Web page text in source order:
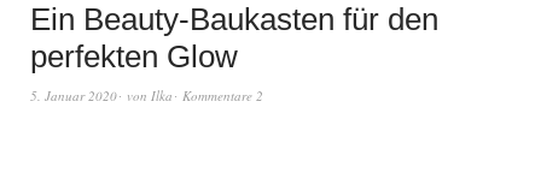
Ein Beauty-Baukasten für den
perfekten Glow
5. Januar 2020 von Ilka Kommentare 2